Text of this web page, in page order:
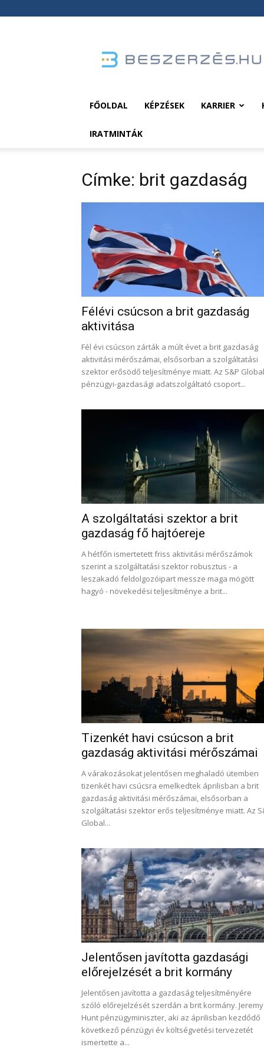
FŐOLDAL KÉPZÉSEK KARRIER
IRATMINTÁK
Címke: brit gazdaság
Félévi csúcson a brit gazdaság
aktivitása
Fél évi csúcson zárták a múlt évet a brit gazdaság
aktivitási mérőszámai, elsősorban a szolgáltatási
szektor erősödő teljesítménye miatt. Az S&P Global
pénzügyi-gazdasági adatszolgáltató csoport...
A szolgáltatási szektor a brit
gazdaság fő hajtóereje
A hétfőn ismertetett friss aktivitási mérőszámok
szerint a szolgáltatási szektor robusztus - a
leszakadó feldolgozóipart messze maga mögött
hagyó - növekedési teljesítménye a brit...
Tizenkét havi csúcson a brit
gazdaság aktivitási mérőszámai
A várakozásokat jelentősen meghaladó ütemben
tizenkét havi csúcsra emelkedtek áprilisban a brit
gazdaság aktivitási mérőszámai, elsősorban a
szolgáltatási szektor erős teljesítménye miatt. Az
Global...
Jelentősen javította gazdasági
előrejelzését a brit kormány
Jelentősen javította a gazdaság teljesítményére
szóló előrejelzését szerdán a brit kormány. Jeremy
Hunt pénzügyminiszter, aki az áprilisban kezdődő
következő pénzügyi év költségvetési tervezetét
ismertette a...